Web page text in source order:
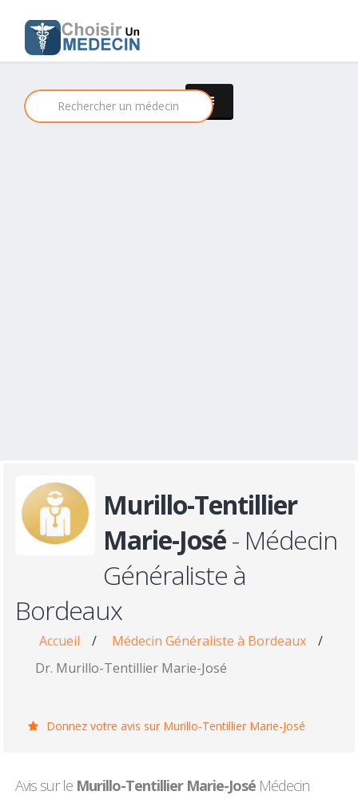
Murillo-Tentillier
Marie-José- Médecin
Généraliste à
Bordeaux
Accueil / Médecin Généraliste à Bordeaux
/
Dr. Murillo-Tentillier Marie-José
Donnez votre avis sur Murillo-Tentillier Marie-José
Avis sur le Murillo-Tentillier Marie-José Médecin